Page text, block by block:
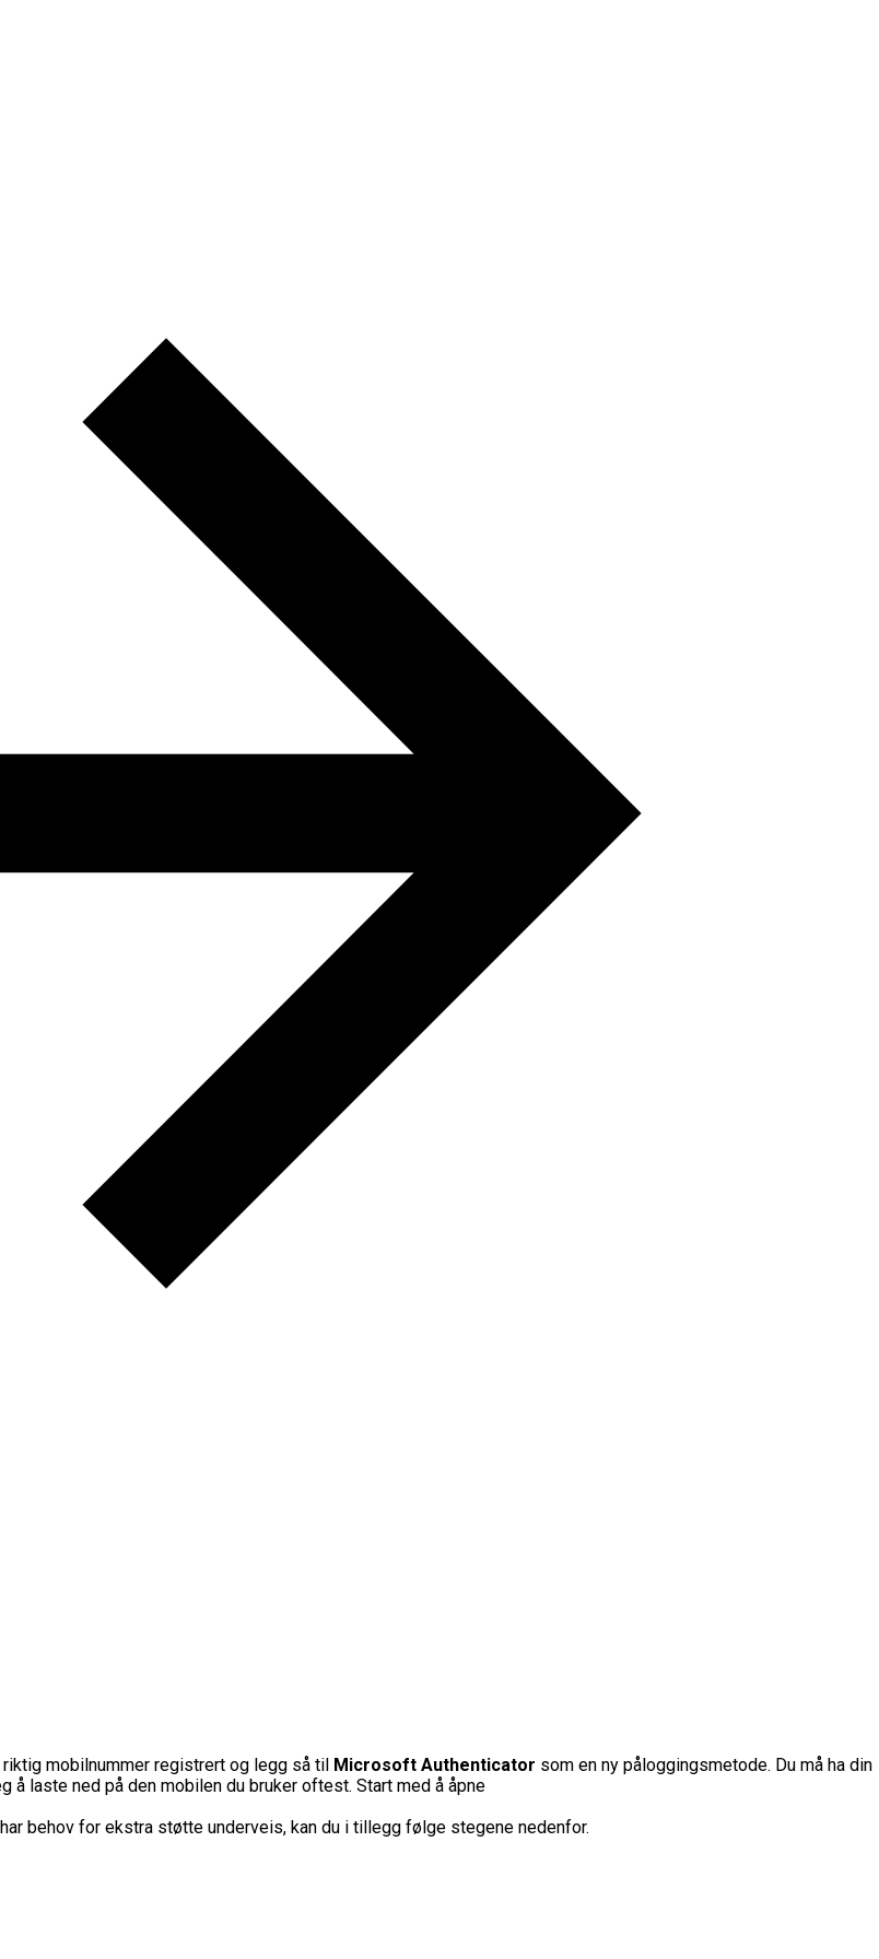
mobilnummer registrert og legg så til Microsoft Authenticator som en ny påloggingsmetode. Du må ha din
å laste ned på den mobilen du bruker oftest. Start med å åpne
behov for ekstra støtte underveis, kan du i tillegg følge stegene nedenfor.